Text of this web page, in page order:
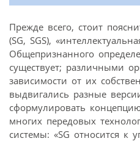
Прежде всего, стоит
(SG, SGS),
Общепризнанного
существует; различными
зависимости от их
выдвигались разные
сформулировать
многих передовых
системы: «SG относится к